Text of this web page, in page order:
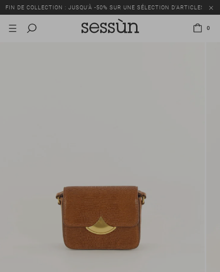
FIN DE COLLECTION : JUSQU’À -50% SUR UNE SÉLECTION D’ARTICLES
0